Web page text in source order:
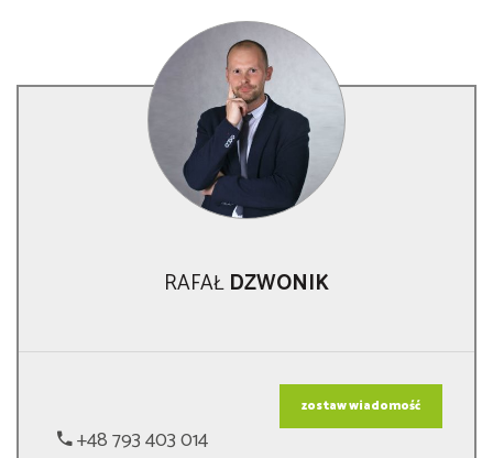
RAFAŁDZWONIK
+48 793 403 014
zostaw wiadomość